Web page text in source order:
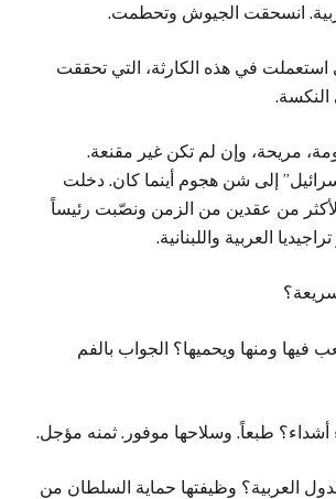
انسحقت الجيوش وتحطمت.
استعملت في هذه الكارثة، التي تحققت
النكسة.
مريحة، وإن لم تكن غير مقنعة.
إلى شن هجوم أينما كان. دخلت
من عقدين من الزمن ونصّبت رئيساً
العربية واللبنانية.
فيها ومنها ويحميها؟ الجواب بالفم
أشداء؟ طبعاً. وسلاحها موفور. ثمنه مؤجل.
العربية؟ وظيفتها حماية السلطان من